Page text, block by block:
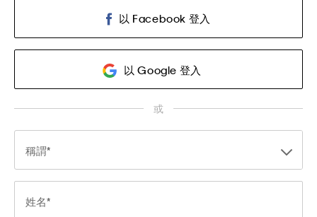
以 Facebook 登入
以 Google 登入
或
稱謂
姓名